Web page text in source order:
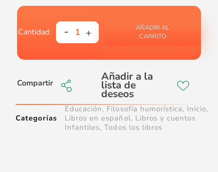
AÑADIR AL
CARRITO
Compartir
Categorías
Educación, Filosofía humorística, Inicio,
Libros en español, Libros y cuentos
Infantiles,Todos los libros